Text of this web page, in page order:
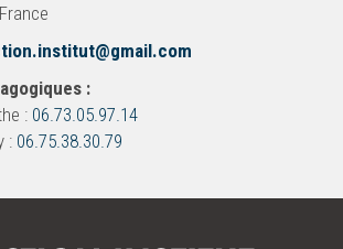
:
: 06.73.05.97.14
: 06.75.38.30.79